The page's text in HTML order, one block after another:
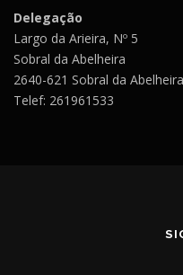
Delegação
Largo da Arieira, Nº 5
Sobral da Abelheira
2640-621 Sobral da Abelheira
Telef: 261961533